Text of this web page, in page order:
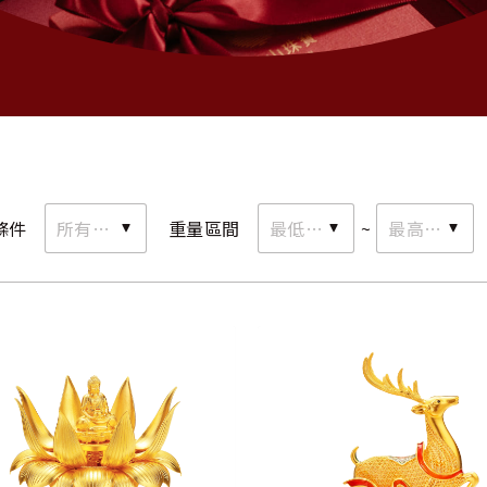
件 所有種類 重量區間 最低重量 最高重量